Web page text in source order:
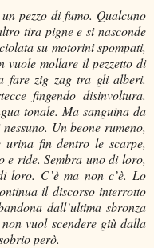
pezzo di fumo. Qualcuno
tira pigne e si nasconde
su motorini spompati,
vuole mollare il pezzetto di
fare zig zag tra gli alberi.
fingendo disinvoltura.
tonale. Ma sanguina da
Un beone rumeno,
fin dentro le scarpe,
e ride. Sembra uno di loro,
loro. C’è ma non c’è. Lo
il discorso interrotto
dall’ultima sbronza
vuol scendere giù dalla
però.